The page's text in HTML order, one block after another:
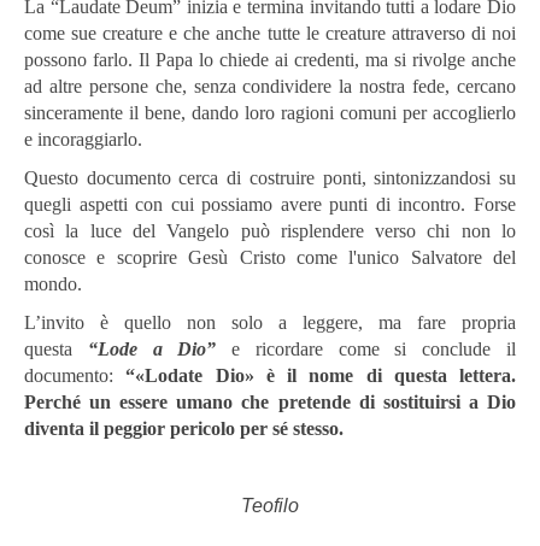
La “Laudate Deum” inizia e termina invitando tutti a lodare Dio
come sue creature e che anche tutte le creature attraverso di noi
possono farlo. Il Papa lo chiede ai credenti, ma si rivolge anche
ad altre persone che, senza condividere la nostra fede, cercano
sinceramente il bene, dando loro ragioni comuni per accoglierlo
e incoraggiarlo.
Questo documento cerca di costruire ponti, sintonizzandosi su
quegli aspetti con cui possiamo avere punti di incontro. Forse
così la luce del Vangelo può risplendere verso chi non lo
conosce e scoprire Gesù Cristo come l'unico Salvatore del
mondo.
L’invito è quello non solo a leggere, ma fare propria
questa “Lode a Dio” e ricordare come si conclude il
documento: “«Lodate Dio» è il nome di questa lettera.
Perché un essere umano che pretende di sostituirsi a Dio
diventa il peggior pericolo per sé stesso.
Teofilo